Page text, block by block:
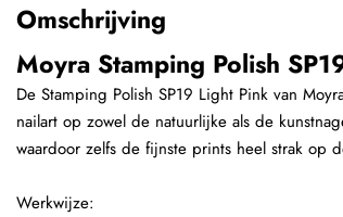
Omschrijving
Moyra Stamping Polish
De Stamping Polish SP19 Light Pink van
nailart op zowel de natuurlijke als de
waardoor zelfs de fijnste prints heel strak op
Werkwijze: